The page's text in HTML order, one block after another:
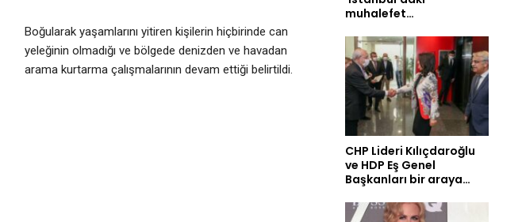
Boğularak yaşamlarını yitiren kişilerin hiçbirinde can
yeleğinin olmadığı ve bölgede denizden ve havadan
arama kurtarma çalışmalarının devam ettiği belirtildi.
muhalefet…
CHP Lideri Kılıçdaroğlu
ve HDP Eş Genel
Başkanları bir araya…